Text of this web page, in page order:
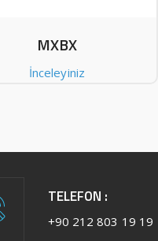
MXBX
İnceleyiniz
TELEFON :
+90 212 803 19 19